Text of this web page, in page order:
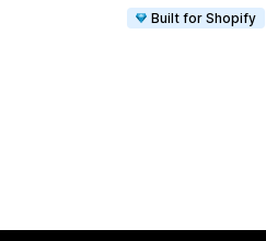
Built for Shopify